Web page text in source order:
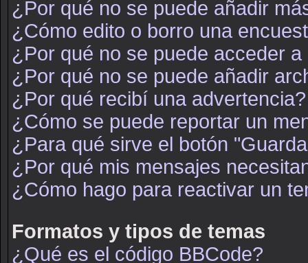
¿Por qué no se puede añadir
¿Cómo edito o borro una
¿Por qué no se puede acceder a
¿Por qué no se puede añadir
¿Por qué recibí una advertencia?
¿Cómo se puede reportar un
¿Para qué sirve el botón
¿Por qué mis mensajes
¿Cómo hago para reactivar un
Formatos y tipos de temas
¿Qué es el código BBCode?